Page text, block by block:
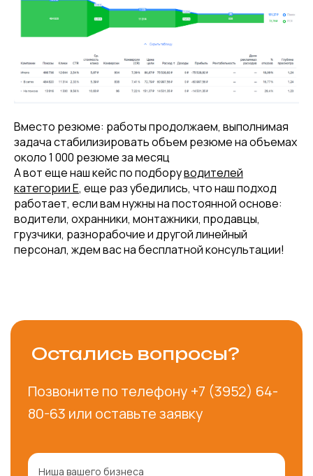
Вместо резюме: работы продолжаем, выполнимая
задача стабилизировать объем резюме на объемах
около 1 000 резюме за месяц
А вот еще наш кейс по подборуводителей
категории Е, еще раз убедились, что наш подход
работает, если вам нужны на постоянной основе:
водители, охранники, монтажники, продавцы,
грузчики, разнорабочие и другой линейный
персонал, ждем вас на бесплатной консультации!
Остались вопросы?
Позвоните по телефону +7 (3952) 64-
80-63 или оставьте заявку